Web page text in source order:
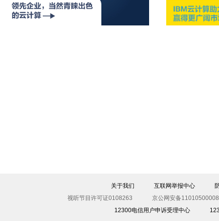
关于我们 互联网举报中心
视听节目许可证0108263
京公网安备
12300电信用户申诉受理中心